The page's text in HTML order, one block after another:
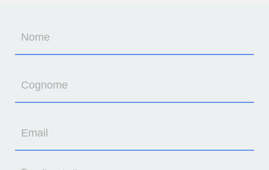
Nome
Cognome
Email